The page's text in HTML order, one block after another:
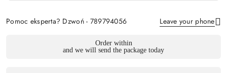
Pomoc eksperta? Dzwoń - 789794056 Leave your phone
Order within
and we will send the package today